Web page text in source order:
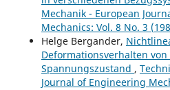
Mechanik - European
Mechanics: Vol. 8 No. 3
Helge Bergander,
Deformationsverhalten von
Spannungszustand ,
Journal of Engineering